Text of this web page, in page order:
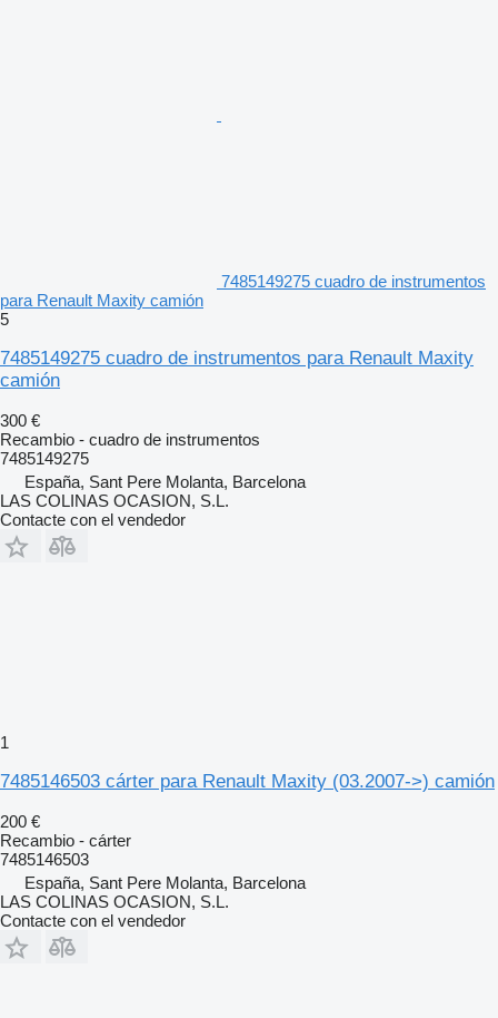
7485149275 cuadro de instrumentos
para Renault Maxity camión
5
7485149275 cuadro de instrumentos para Renault Maxity
camión
300 €
Recambio - cuadro de instrumentos
7485149275
España, Sant Pere Molanta, Barcelona
LAS COLINAS OCASION, S.L.
Contacte con el vendedor
1
7485146503 cárter para Renault Maxity (03.2007->) camión
200 €
Recambio - cárter
7485146503
España, Sant Pere Molanta, Barcelona
LAS COLINAS OCASION, S.L.
Contacte con el vendedor